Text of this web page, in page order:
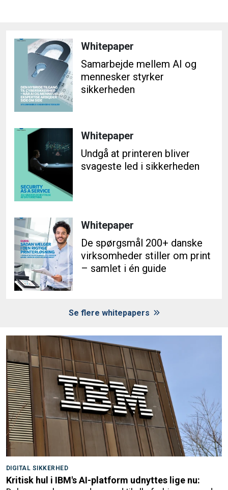
Whitepaper
Samarbejde mellem AI og
mennesker styrker
sikkerheden
Whitepaper
Undgå at printeren bliver
svageste led i sikkerheden
Whitepaper
De spørgsmål 200+ danske
virksomheder stiller om print
– samlet i én guide
Se flere whitepapers
DIGITAL SIKKERHED
Kritisk hul i IBM's AI-platform udnyttes lige nu: